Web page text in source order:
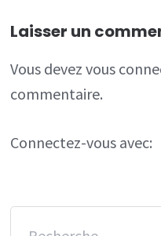
Laisser un
Vous devezvous
commentaire.
Connectez-vous avec: